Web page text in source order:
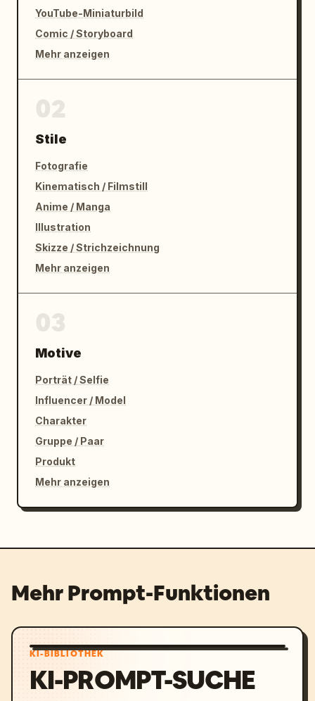
YouTube-Miniaturbild
Comic / Storyboard
Mehr anzeigen
Stile
Fotografie
Kinematisch / Filmstill
Anime / Manga
Illustration
Skizze / Strichzeichnung
Mehr anzeigen
Motive
Porträt / Selfie
Influencer / Model
Charakter
Gruppe / Paar
Produkt
Mehr anzeigen
Mehr Prompt-Funktionen
KI-BIBLIOTHEK
KI-PROMPT-SUCHE